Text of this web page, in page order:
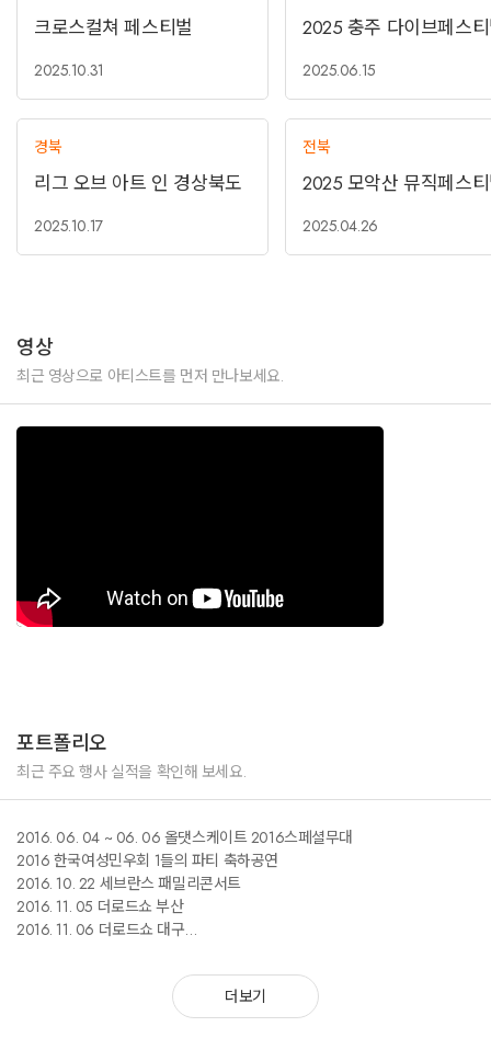
크로스컬쳐 페스티벌
2025.10.31
경북
리그 오브 아트 인 경상북도
2025.10.17
2025 충주 다이브페스
2025.06.15
전북
2025 모악산 뮤직페스
2025.04.26
영상
최근 영상으로 아티스트를 먼저 만나보세요.
포트폴리오
최근 주요 행사 실적을 확인해 보세요.
2016. 06. 04 ~ 06. 06 올댓스케이트 2016스페셜무대
2016 한국여성민우회 1들의 파티 축하공연
2016. 10. 22 세브란스 패밀리콘서트
2016. 11. 05 더로드쇼 부산
2016. 11. 06 더로드쇼 대구
2016. 11. 13 더로드쇼 서울
2016. 12. 20 라이브클럽데이
2017. 03. 03 제비다방 공연
더보기